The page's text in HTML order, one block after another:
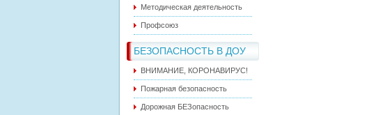
Методическая деятельность
Профсоюз
БЕЗОПАСНОСТЬ В ДОУ
ВНИМАНИЕ, КОРОНАВИРУС!
Пожарная безопасность
Дорожная БЕЗопасность